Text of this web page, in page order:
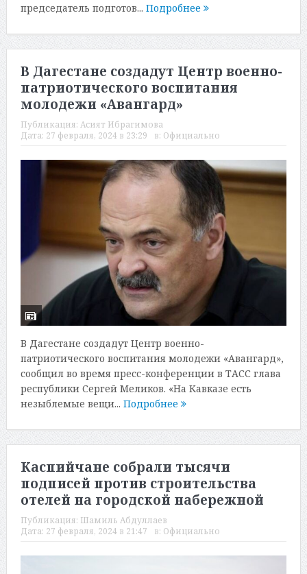
председатель подготов... Подробнее
В Дагестане создадут Центр военно-
патриотического воспитания
молодежи «Авангард»
Публикация: Асият Ибрагимова
Дата: 27 февраля, 2024 в 23:29 в: Официально
В Дагестане создадут Центр военно-
патриотического воспитания молодежи «Авангард»,
сообщил во время пресс-конференции в ТАСС глава
республики Сергей Меликов. «На Кавказе есть
незыблемые вещи... Подробнее
Каспийчане собрали тысячи
подписей против строительства
отелей на городской набережной
Публикация: Шамиль Абдуллаев
Дата: 27 февраля, 2024 в 21:47 в: Официально